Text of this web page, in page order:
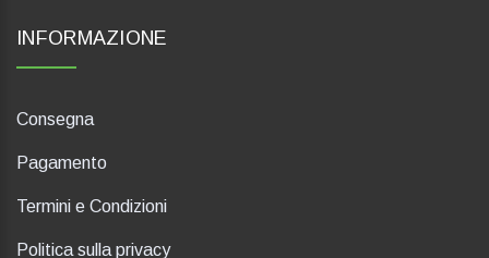
INFORMAZIONE
Consegna
Pagamento
Termini e Condizioni
Politica sulla privacy